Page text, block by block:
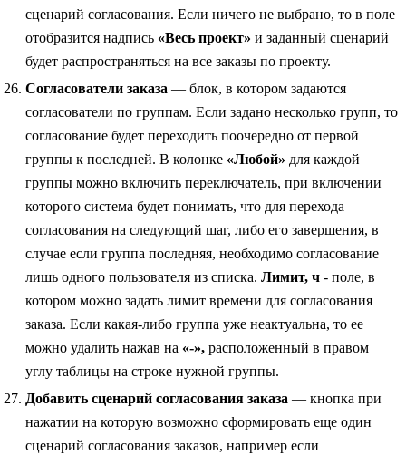
сценарий согласования. Если ничего не выбрано, то в поле
отобразится надпись «Весь проект» и заданный сценарий
будет распространяться на все заказы по проекту.
Согласователи заказа — блок, в котором задаются
согласователи по группам. Если задано несколько групп, то
согласование будет переходить поочередно от первой
группы к последней. В колонке «Любой» для каждой
группы можно включить переключатель, при включении
которого система будет понимать, что для перехода
согласования на следующий шаг, либо его завершения, в
случае если группа последняя, необходимо согласование
лишь одного пользователя из списка. Лимит, ч - поле, в
котором можно задать лимит времени для согласования
заказа. Если какая-либо группа уже неактуальна, то ее
можно удалить нажав на «-», расположенный в правом
углу таблицы на строке нужной группы.
Добавить сценарий согласования заказа — кнопка при
нажатии на которую возможно сформировать еще один
сценарий согласования заказов, например если